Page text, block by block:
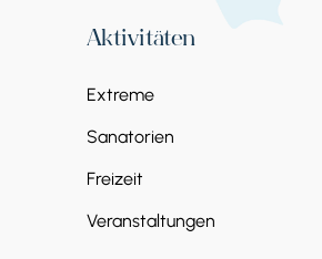
Aktivitäten
Extreme
Sanatorien
Freizeit
Veranstaltungen